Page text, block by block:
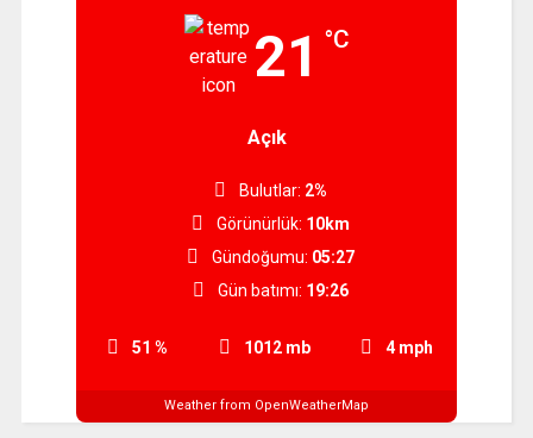
21 °C
Açık
51 % 1012 mb 4 mph
Bulutlar: 2%
Görünürlük: 10km
Gündoğumu: 05:27
Gün batımı: 19:26
Weather from OpenWeatherMap